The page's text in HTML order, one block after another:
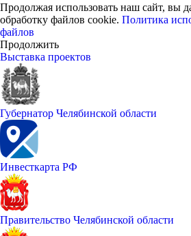
Продолжая использовать наш сайт, вы
обработку файлов cookie. Политика
файлов
Продолжить
Выставка проектов
Губернатор Челябинской области
Инвесткарта РФ
Правительство Челябинской области